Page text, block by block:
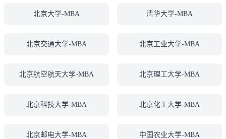
北京大学-MBA 清华大学-MBA
北京交通大学-MBA 北京工业大学-MBA
北京航空航天大学-MBA 北京理工大学-MBA
北京科技大学-MBA 北京化工大学-MBA
北京邮电大学-MBA 中国农业大学-MBA